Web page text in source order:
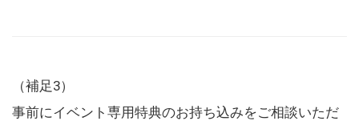
（補足3）
事前にイベント専用特典のお持ち込みをご相談いただ